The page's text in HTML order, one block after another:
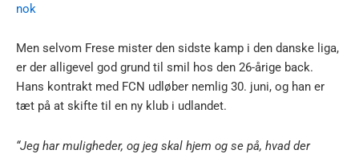
nok
Men selvom Frese mister den sidste kamp i den danske liga,
er der alligevel god grund til smil hos den 26-årige back.
Hans kontrakt med FCN udløber nemlig 30. juni, og han er
tæt på at skifte til en ny klub i udlandet.
“Jeg har muligheder, og jeg skal hjem og se på, hvad der